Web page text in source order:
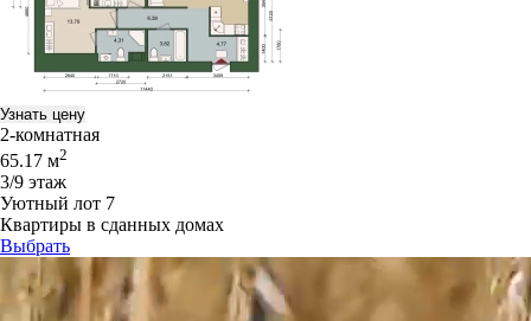
Узнать цену
2-комнатная
65.17 м2
3/9 этаж
Уютный лот 7
Квартиры в сданных домах
Выбрать